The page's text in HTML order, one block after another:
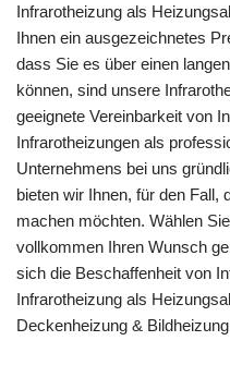
Infrarotheizung als
Ihnen ein ausgezeichnetes
dass Sie es über einen
können, sind unsere
geeignete Vereinbarkeit von
Infrarotheizungen als
Unternehmens bei uns
bieten wir Ihnen, für den Fall,
machen möchten. Wählen
vollkommen Ihren Wunsch
sich die Beschaffenheit von
Infrarotheizung als
Deckenheizung &